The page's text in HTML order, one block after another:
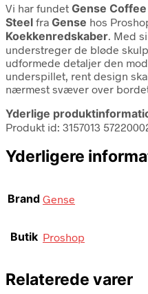
Vi har fundet Gense
Steel fra Gense hos
Koekkenredskaber. Med
understreger de bløde
udformede detaljer den
underspillet, rent design
nærmest svæver over
Yderlige
Produkt id: 3157013
Yderligere
Brand Gense
Butik Proshop
Relaterede varer